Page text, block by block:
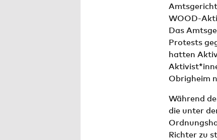
WOOD-
Das
Protests
hatten
Obrigheim
Während
die unter
Richter zu